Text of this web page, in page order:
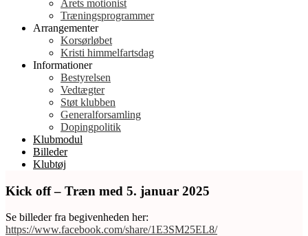
Årets motionist
Træningsprogrammer
Arrangementer
Korsørløbet
Kristi himmelfartsdag
Informationer
Bestyrelsen
Vedtægter
Støt klubben
Generalforsamling
Dopingpolitik
Klubmodul
Billeder
Klubtøj
Kick off – Træn med 5. januar 2025
Se billeder fra begivenheden her:
https://www.facebook.com/share/1E3SM25EL8/